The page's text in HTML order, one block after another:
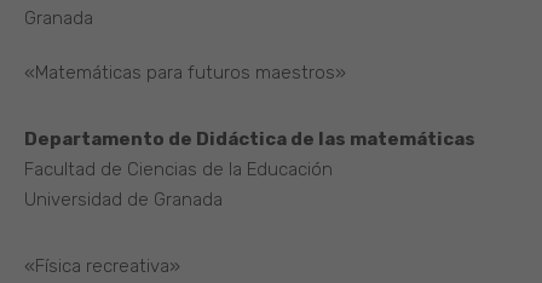
Granada
«Matemáticas para futuros maestros»
Departamento de Didáctica de las matemáticas
Facultad de Ciencias de la Educación
Universidad de Granada
«Física recreativa»